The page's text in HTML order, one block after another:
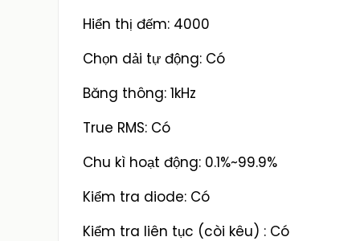
Hiển thị đếm: 4000
Chọn dải tự động: Có
Băng thông: 1kHz
True RMS: Có
Chu kì hoạt động: 0.1%~99.9%
Kiểm tra diode: Có
Kiểm tra liên tục (còi kêu) : Có